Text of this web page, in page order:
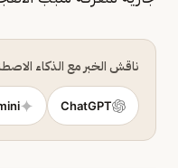
ناقش الخبر مع الذكاء
ChatGPT